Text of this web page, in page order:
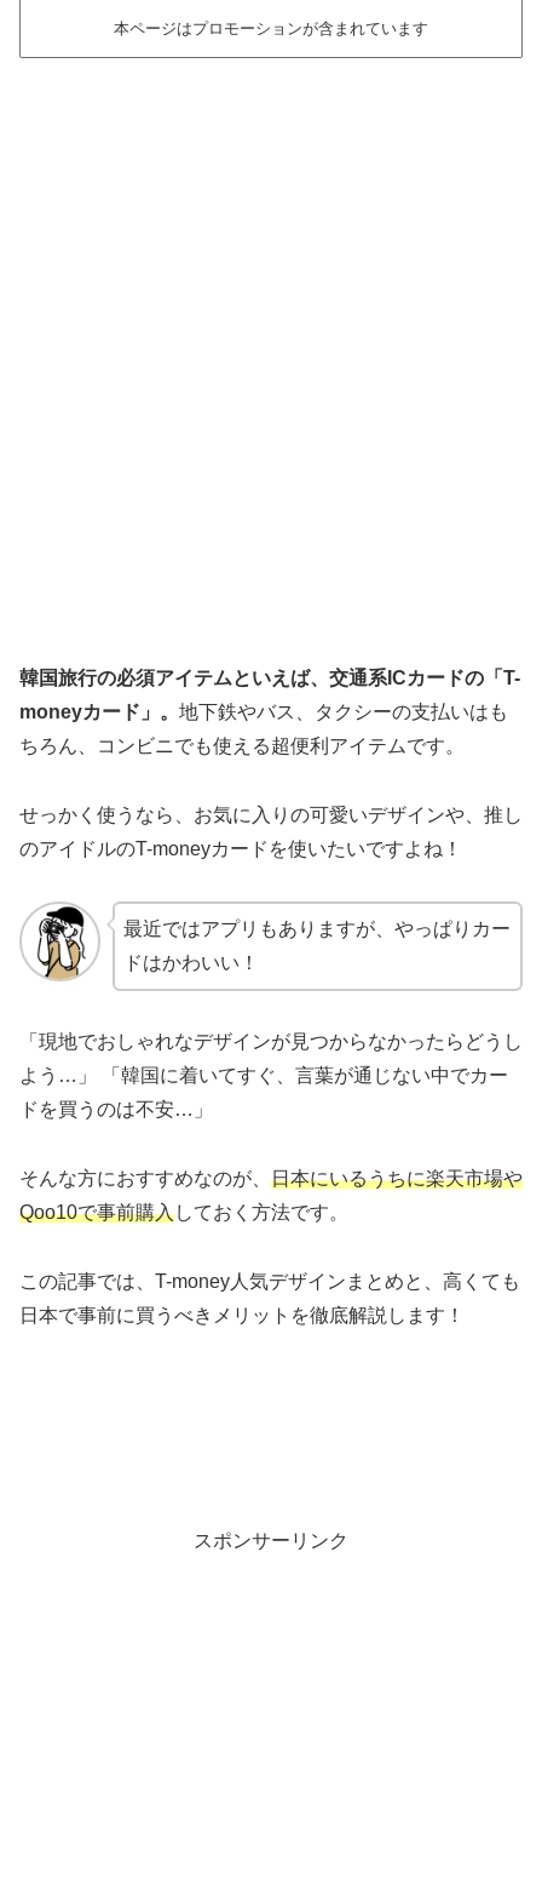
本ページはプロモーションが含まれています
韓国旅行の必須アイテムといえば、交通系ICカードの「T-
moneyカード」。 地下鉄やバス、タクシーの支払いはも
ちろん、コンビニでも使える超便利アイテムです。
せっかく使うなら、お気に入りの可愛いデザインや、推し
のアイドルのT-moneyカードを使いたいですよね！
最近ではアプリもありますが、やっぱりカー
ドはかわいい！
「現地でおしゃれなデザインが見つからなかったらどうし
よう…」 「韓国に着いてすぐ、言葉が通じない中でカー
ドを買うのは不安…」
そんな方におすすめなのが、 日本にいるうちに楽天市場や
Qoo10で事前購入しておく方法です。
この記事では、T-money人気デザインまとめと、高くても
日本で事前に買うべきメリットを徹底解説します！
スポンサーリンク